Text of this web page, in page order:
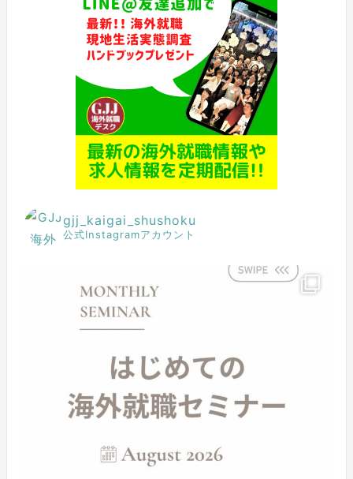
gjj_kaigai_shushoku
公式Instagramアカウント